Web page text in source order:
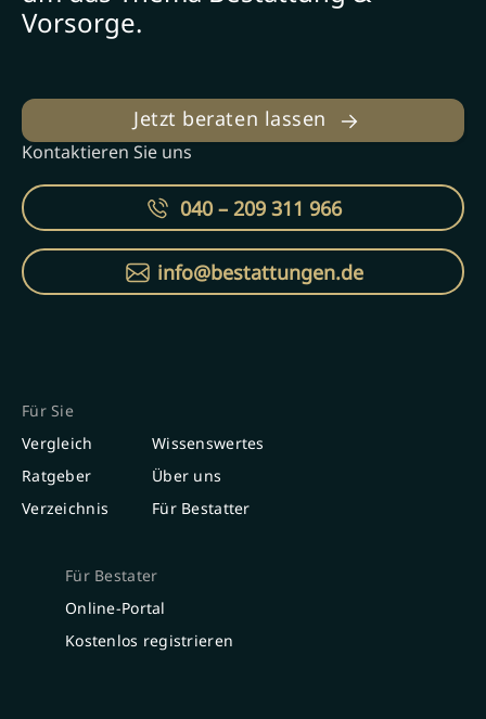
Vorsorge.
Jetzt beraten lassen
Kontaktieren Sie uns
040 – 209 311 966
info@bestattungen.de
Für Sie
Vergleich
Ratgeber
Verzeichnis
Wissenswertes
Über uns
Für Bestatter
Für Bestater
Online-Portal
Kostenlos registrieren